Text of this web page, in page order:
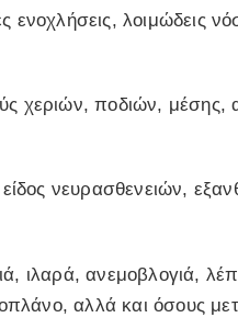
λοιμώδεις
χεριών, ποδιών, μέσης,
νευρασθενειών,
ιλαρά, ανεμοβλογιά,
αλλά και όσους